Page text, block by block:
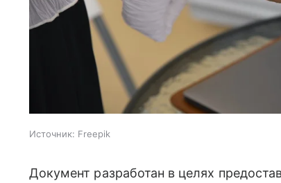
Источник: Freepik
Документ разработан в целях